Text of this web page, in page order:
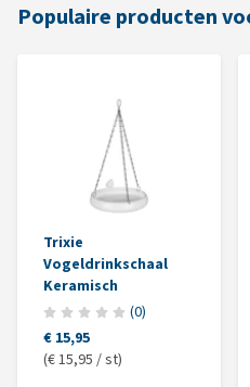
Populaire producten
Trixie
Vogeldrinkschaal
Keramisch
(0)
€ 15,95
(€ 15,95 / st)